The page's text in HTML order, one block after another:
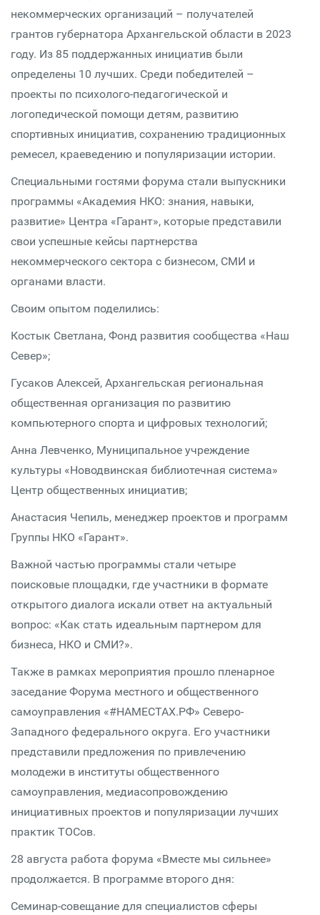
некоммерческих организаций – получателей
грантов губернатора Архангельской области в 2023
году. Из 85 поддержанных инициатив были
определены 10 лучших. Среди победителей –
проекты по психолого-педагогической и
логопедической помощи детям, развитию
спортивных инициатив, сохранению традиционных
ремесел, краеведению и популяризации истории.
Специальными гостями форума стали выпускники
программы «Академия НКО: знания, навыки,
развитие» Центра «Гарант», которые представили
свои успешные кейсы партнерства
некоммерческого сектора с бизнесом, СМИ и
органами власти.
Своим опытом поделились:
Костык Светлана, Фонд развития сообщества «Наш
Север»;
Гусаков Алексей, Архангельская региональная
общественная организация по развитию
компьютерного спорта и цифровых технологий;
Анна Левченко, Муниципальное учреждение
культуры «Новодвинская библиотечная система»
Центр общественных инициатив;
Анастасия Чепиль, менеджер проектов и программ
Группы НКО «Гарант».
Важной частью программы стали четыре
поисковые площадки, где участники в формате
открытого диалога искали ответ на актуальный
вопрос: «Как стать идеальным партнером для
бизнеса, НКО и СМИ?».
Также в рамках мероприятия прошло пленарное
заседание Форума местного и общественного
самоуправления «#НАМЕСТАХ.РФ» Северо-
Западного федерального округа. Его участники
представили предложения по привлечению
молодежи в институты общественного
самоуправления, медиасопровождению
инициативных проектов и популяризации лучших
практик ТОСов.
28 августа работа форума «Вместе мы сильнее»
продолжается. В программе второго дня:
Семинар-совещание для специалистов сферы